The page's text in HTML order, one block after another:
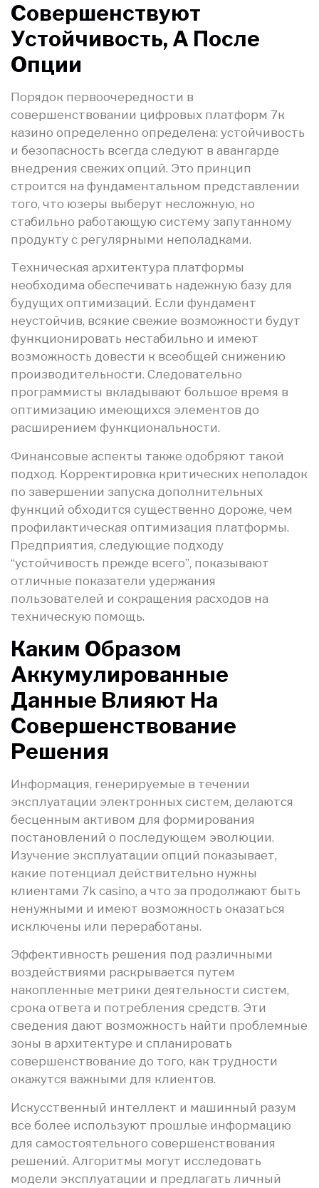
Совершенствуют
Устойчивость, А После
Опции
Порядок первоочередности в
совершенствовании цифровых платформ 7к
казино определенно определена: устойчивость
и безопасность всегда следуют в авангарде
внедрения свежих опций. Это принцип
строится на фундаментальном представлении
того, что юзеры выберут несложную, но
стабильно работающую систему запутанному
продукту с регулярными неполадками.
Техническая архитектура платформы
необходима обеспечивать надежную базу для
будущих оптимизаций. Если фундамент
неустойчив, всякие свежие возможности будут
функционировать нестабильно и имеют
возможность довести к всеобщей снижению
производительности. Следовательно
программисты вкладывают большое время в
оптимизацию имеющихся элементов до
расширением функциональности.
Финансовые аспекты также одобряют такой
подход. Корректировка критических неполадок
по завершении запуска дополнительных
функций обходится существенно дороже, чем
профилактическая оптимизация платформы.
Предприятия, следующие подходу
“устойчивость прежде всего”, показывают
отличные показатели удержания
пользователей и сокращения расходов на
техническую помощь.
Каким Образом
Аккумулированные
Данные Влияют На
Совершенствование
Решения
Информация, генерируемые в течении
эксплуатации электронных систем, делаются
бесценным активом для формирования
постановлений о последующем эволюции.
Изучение эксплуатации опций показывает,
какие потенциал действительно нужны
клиентами 7k casino, а что за продолжают быть
ненужными и имеют возможность оказаться
исключены или переработаны.
Эффективность решения под различными
воздействиями раскрывается путем
накопленные метрики деятельности систем,
срока ответа и потребления средств. Эти
сведения дают возможность найти проблемные
зоны в архитектуре и спланировать
совершенствование до того, как трудности
окажутся важными для клиентов.
Искусственный интеллект и машинный разум
все более используют прошлые информацию
для самостоятельного совершенствования
решений. Алгоритмы могут исследовать
модели эксплуатации и предлагать личный